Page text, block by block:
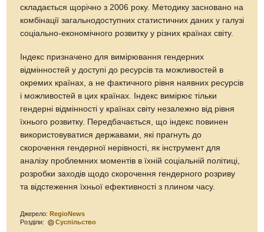
складається щорічно з 2006 року. Методику засновано на
комбінації загальнодоступних статистичних даних у галузі
соціально-економічного розвитку у різних країнах світу.
Індекс призначено для вимірювання гендерних
відмінностей у доступі до ресурсів та можливостей в
окремих країнах, а не фактичного рівня наявних ресурсів
і можливостей в цих країнах. Індекс вимірює тільки
гендерні відмінності у країнах світу незалежно від рівня
їхнього розвитку. Передбачається, що індекс повинен
використовуватися державами, які прагнуть до
скорочення гендерної нерівності, як інструмент для
аналізу проблемних моментів в їхній соціальній політиці,
розробки заходів щодо скорочення гендерного розриву
та відстеження їхньої ефективності з плином часу.
Джерело: RegioNews
Розділи:
Суспільство